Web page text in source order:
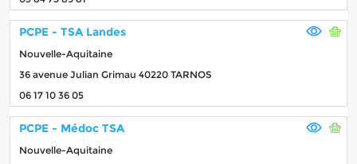
PCPE - TSA Landes
Nouvelle-Aquitaine
36 avenue Julian Grimau 40220 TARNOS
06 17 10 36 05
PCPE - Médoc TSA
Nouvelle-Aquitaine